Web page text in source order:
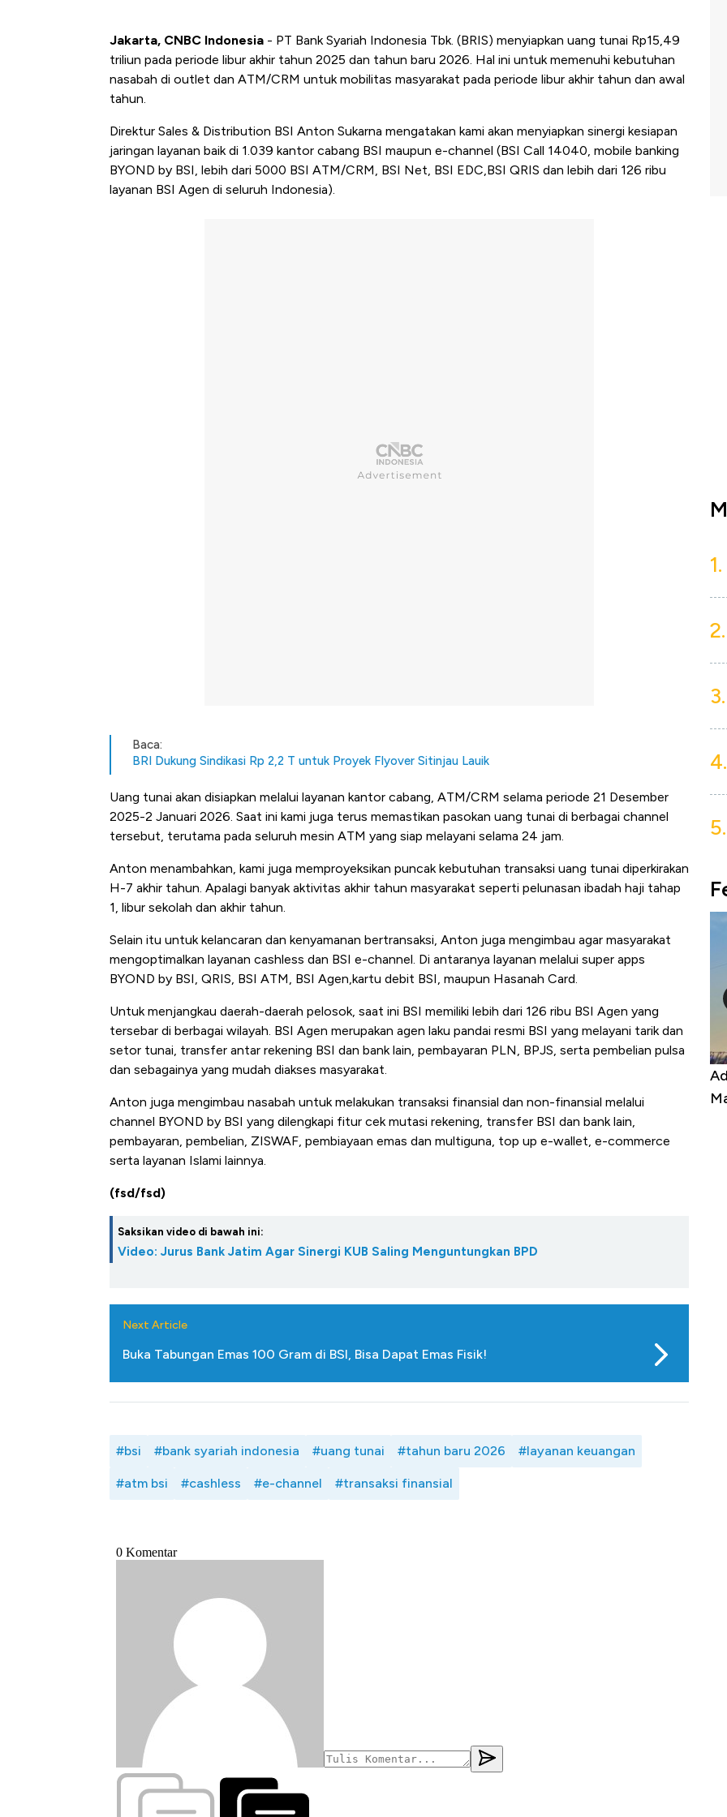
Jakarta, CNBC Indonesia - PT Bank Syariah Indonesia Tbk. (BRIS) menyiapkan uang tunai Rp15,49
triliun pada periode libur akhir tahun 2025 dan tahun baru 2026. Hal ini untuk memenuhi kebutuhan
nasabah di outlet dan ATM/CRM untuk mobilitas masyarakat pada periode libur akhir tahun dan awal
tahun.
Direktur Sales & Distribution BSI Anton Sukarna mengatakan kami akan menyiapkan sinergi kesiapan
jaringan layanan baik di 1.039 kantor cabang BSI maupun e-channel (BSI Call 14040, mobile banking
BYOND by BSI, lebih dari 5000 BSI ATM/CRM, BSI Net, BSI EDC,BSI QRIS dan lebih dari 126 ribu
layanan BSI Agen di seluruh Indonesia).
Baca:
BRI Dukung Sindikasi Rp 2,2 T untuk Proyek Flyover Sitinjau Lauik
Uang tunai akan disiapkan melalui layanan kantor cabang, ATM/CRM selama periode 21 Desember
2025-2 Januari 2026. Saat ini kami juga terus memastikan pasokan uang tunai di berbagai channel
tersebut, terutama pada seluruh mesin ATM yang siap melayani selama 24 jam.
Anton menambahkan, kami juga memproyeksikan puncak kebutuhan transaksi uang tunai diperkirakan
H-7 akhir tahun. Apalagi banyak aktivitas akhir tahun masyarakat seperti pelunasan ibadah haji tahap
1, libur sekolah dan akhir tahun.
Selain itu untuk kelancaran dan kenyamanan bertransaksi, Anton juga mengimbau agar masyarakat
mengoptimalkan layanan cashless dan BSI e-channel. Di antaranya layanan melalui super apps
BYOND by BSI, QRIS, BSI ATM, BSI Agen,kartu debit BSI, maupun Hasanah Card.
Untuk menjangkau daerah-daerah pelosok, saat ini BSI memiliki lebih dari 126 ribu BSI Agen yang
tersebar di berbagai wilayah. BSI Agen merupakan agen laku pandai resmi BSI yang melayani tarik dan
setor tunai, transfer antar rekening BSI dan bank lain, pembayaran PLN, BPJS, serta pembelian pulsa
dan sebagainya yang mudah diakses masyarakat.
Anton juga mengimbau nasabah untuk melakukan transaksi finansial dan non-finansial melalui
channel BYOND by BSI yang dilengkapi fitur cek mutasi rekening, transfer BSI dan bank lain,
pembayaran, pembelian, ZISWAF, pembiayaan emas dan multiguna, top up e-wallet, e-commerce
serta layanan Islami lainnya.
(fsd/fsd)
Saksikan video di bawah ini:
Video: Jurus Bank Jatim Agar Sinergi KUB Saling Menguntungkan BPD
Next Article
Buka Tabungan Emas 100 Gram di BSI, Bisa Dapat Emas Fisik!
#bsi #bank syariah indonesia #uang tunai #tahun baru 2026 #layanan keuangan
#atm bsi #cashless #e-channel #transaksi finansial
1.
2.
3.
4.
5.
Kongo Tutup Keran Ekspor, Harga
Tembaga Terbang ke Zona Berbahaya
Adu Panas Kinerja Emiten Minyak RI,
Mana yang Cuannya Paling Menyala?